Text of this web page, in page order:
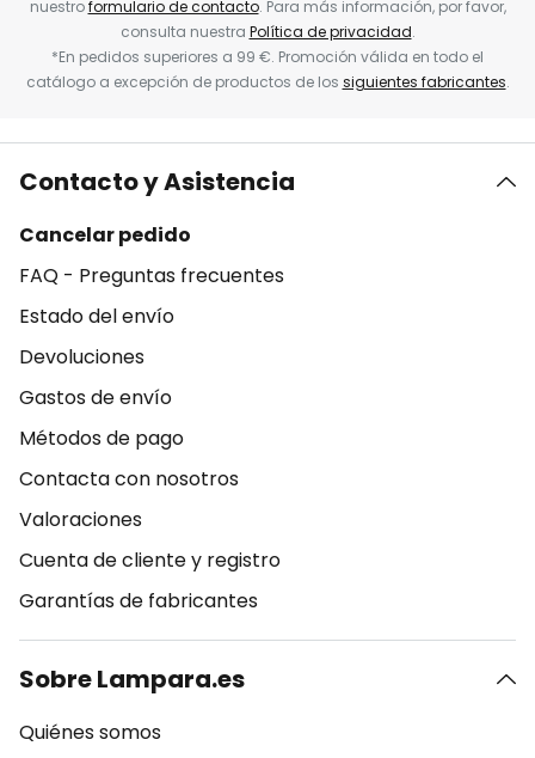
nuestroformulario de contacto. Para más información, por favor,
consulta nuestra Política de privacidad.
*En pedidos superiores a 99 €. Promoción válida en todo el
catálogo a excepción de productos de los siguientes fabricantes.
Contacto y Asistencia
Cancelar pedido
FAQ - Preguntas frecuentes
Estado del envío
Devoluciones
Gastos de envío
Métodos de pago
Contacta con nosotros
Valoraciones
Cuenta de cliente y registro
Garantías de fabricantes
Sobre Lampara.es
Quiénes somos